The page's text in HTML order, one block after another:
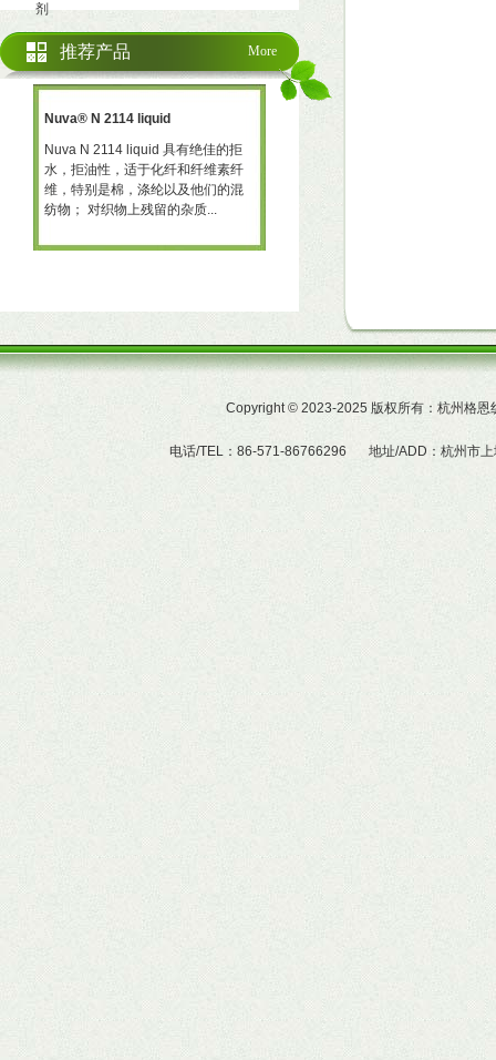
剂
More
推荐产品
Nuva® N 2114 liquid
Nuva N 2114 liquid 具有绝佳的拒
水，拒油性，适于化纤和纤维素纤
维，特别是棉，涤纶以及他们的混
纺物； 对织物上残留的杂质...
水、拒油整理剂。 产品特性  赋予
Copyright© 2023-2025 版权所有：杭州格
电话/TEL：86-571-86766296 地址/ADD：杭州市